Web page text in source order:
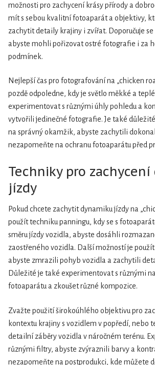
možnosti pro zachycení krásy přírody a
mít s sebou kvalitní fotoaparát a objektivy,
zachytit detaily krajiny i zvířat. Doporučuje
abyste mohli pořizovat ostré fotografie i za
podmínek.
Nejlepší čas pro fotografování na „chicken
pozdě odpoledne, kdy je světlo měkké a
experimentovat s různými úhly pohledu a
vytvořili jedinečné fotografie. Je také
na správný okamžik, abyste zachytili
nezapomeňte na ochranu fotoaparátu před
Techniky pro
jízdy
Pokud chcete zachytit dynamiku jízdy na
použít techniku panningu, kdy se s
směru jízdy vozidla, abyste dosáhli
zaostřeného vozidla. Další možností je
abyste zmrazili pohyb vozidla a zachytili
Důležité je také experimentovat s různými
fotoaparátu a zkoušet různé kompozice.
Zvažte použití širokoúhlého objektivu pro
kontextu krajiny s vozidlem v popředí, nebo
detailní záběry vozidla v náročném terénu.
různými filtry, abyste zvýraznili barvy a
nezapomeňte na postprodukci, kde můžete